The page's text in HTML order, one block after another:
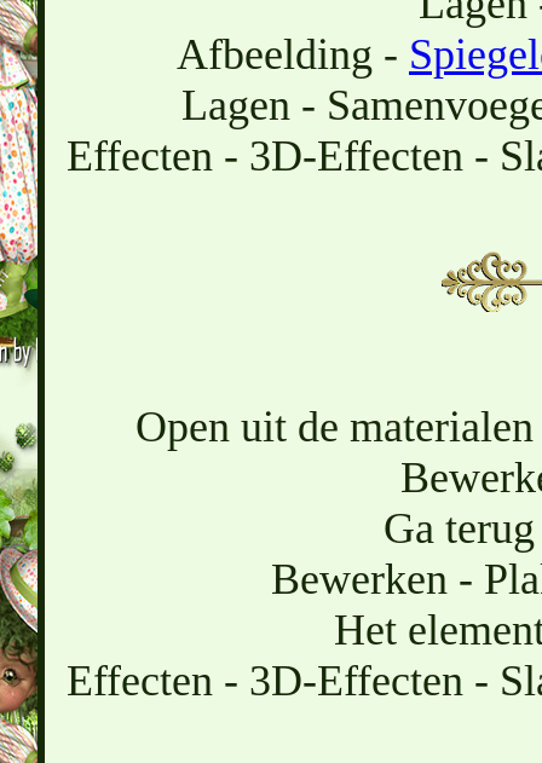
Afbeelding -
Lagen -
Effecten - 3D-Effecten -
Open uit de
Ga
Bewerken -
Het
Effecten - 3D-Effecten -